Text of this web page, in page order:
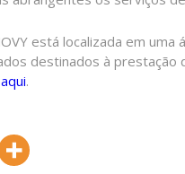
está localizada em
destinados à prestação
.